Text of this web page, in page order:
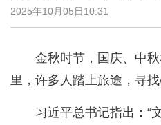
2025年10月05日10:31
金秋时节，国庆、中
里，许多人踏上旅途，寻找
习近平总书记指出：“